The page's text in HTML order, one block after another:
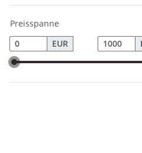
Preisspanne
EUR